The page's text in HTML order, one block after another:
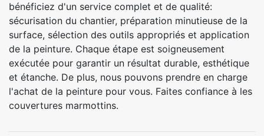
bénéficiez d'un service complet et de qualité:
sécurisation du chantier, préparation minutieuse de la
surface, sélection des outils appropriés et application
de la peinture. Chaque étape est soigneusement
exécutée pour garantir un résultat durable, esthétique
et étanche. De plus, nous pouvons prendre en charge
l'achat de la peinture pour vous. Faites confiance à les
couvertures marmottins.